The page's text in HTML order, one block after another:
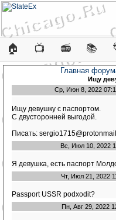
🏠 📺 📻 📚
Главная
Ищу
Ср, Июн 8, 2022
Ищу девушку с паспортом.
С двусторонней выгодой.
Писать:
Вс, Июл 10, 2022
Я девушка, есть паспорт
Чт, Июл 21, 2022
Passport USSR podxodit?
Пн, Авг 29, 2022